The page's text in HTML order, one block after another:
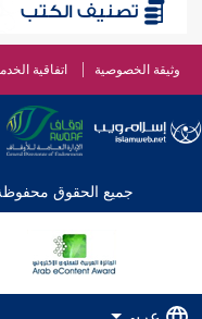
تصنيف الكتب
وثيقة الخصوصية اتفاقية
جميع الحقوق محفوظة © 2026 - 1998 لشبكة